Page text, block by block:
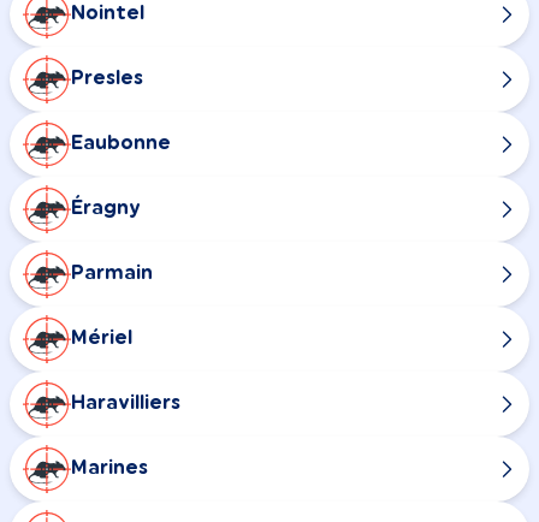
Nointel
Presles
Eaubonne
Éragny
Parmain
Mériel
Haravilliers
Marines